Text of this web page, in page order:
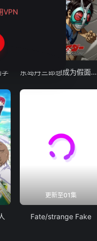
学
24集全
东岛丹三郎想成为假面骑士
更新至01集
Fate/strange Fake
VPN